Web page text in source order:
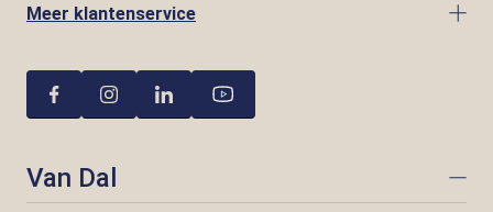
Meer klantenservice
Van Dal